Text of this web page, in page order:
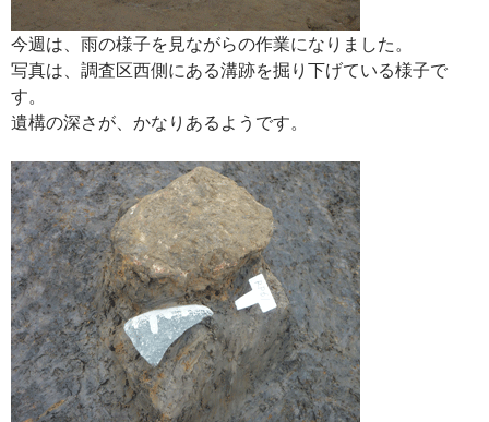
今週は、雨の様子を見ながらの作業になりました。
写真は、調査区西側にある溝跡を掘り下げている様子で
す。
遺構の深さが、かなりあるようです。